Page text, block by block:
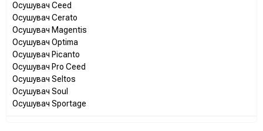
Осушувач Ceed
Осушувач Cerato
Осушувач Magentis
Осушувач Optima
Осушувач Picanto
Осушувач Pro Ceed
Осушувач Seltos
Осушувач Soul
Осушувач Sportage